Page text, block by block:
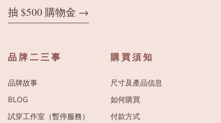
抽 $500 購物金 →
品牌二三事
品牌故事
BLOG
試穿工作室 （暫停服務）
購買須知
尺寸及產品信息
如何購買
付款方式